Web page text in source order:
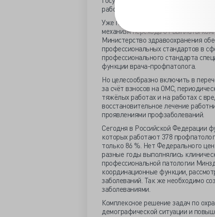
работникам.
Уже приняты и вступили в
механизм перехода от выплаты
Министерство здравоохранения
профессиональных стандартов в
профессионального стандарта
функции врача-профпатолога.
Но целесообразно включить в
за счёт взносов на ОМС,
тяжёлых работах и на работах с
восстановительное лечение
проявлениями профзаболеваний.
Сегодня в Российской Федерации
которых работают 378
только 86 %. Нет Федерального
разные годы выполнялись
профессиональной патологии
координационные функции,
заболеваний. Так же необходимо
заболеваниями.
Комплексное решение задач по
демографической ситуации и